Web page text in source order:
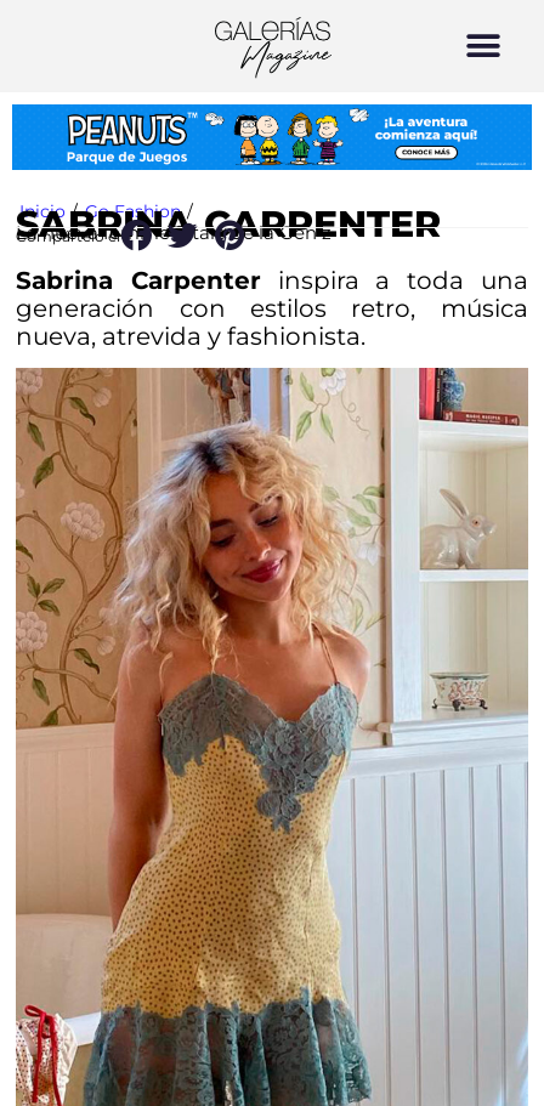
Inicio / Go Fashion /
SABRINA CARPENTER
La nueva femme fatale de la Gen z
Compártelo en:
Sabrina Carpenter inspira a toda una
generación con estilos retro, música
nueva, atrevida y fashionista.